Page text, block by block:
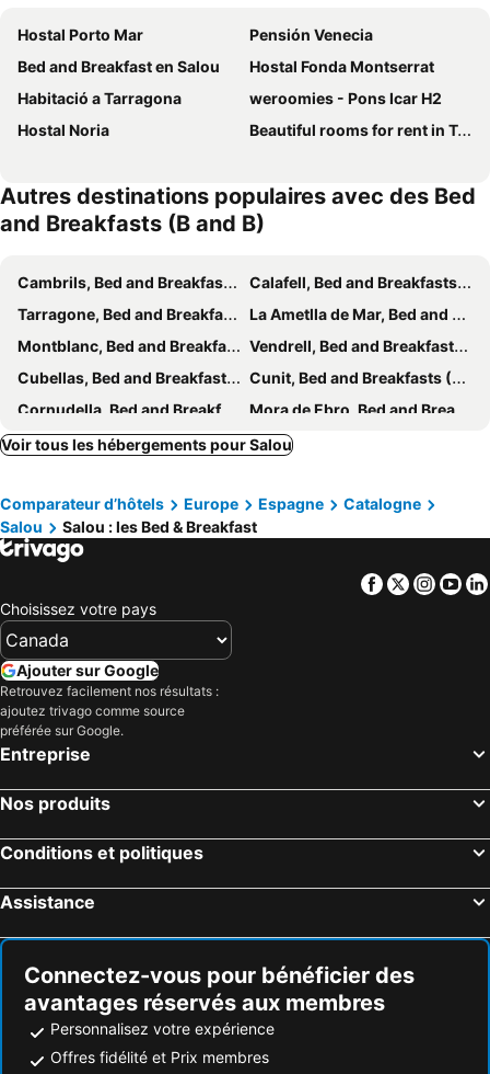
Hostal Porto Mar
Pensión Venecia
Bed and Breakfast en Salou
Hostal Fonda Montserrat
Habitació a Tarragona
weroomies - Pons Icar H2
Hostal Noria
Beautiful rooms for rent in Tarragona center
Autres destinations populaires avec des Bed
and Breakfasts (B and B)
Cambrils, Bed and Breakfasts (B and B)
Calafell, Bed and Breakfasts (B and B)
Tarragone, Bed and Breakfasts (B and B)
La Ametlla de Mar, Bed and Breakfasts (B and B)
Montblanc, Bed and Breakfasts (B and B)
Vendrell, Bed and Breakfasts (B and B)
Cubellas, Bed and Breakfasts (B and B)
Cunit, Bed and Breakfasts (B and B)
Cornudella, Bed and Breakfasts (B and B)
Mora de Ebro, Bed and Breakfasts (B and B)
Castellví de la Marca, Bed and Breakfasts (B and B)
Juncosa, Bed and Breakfasts (B and B)
Pontons, Bed and Breakfasts (B and B)
Voir tous les hébergements pour Salou
Comparateur d’hôtels Europe Espagne
Catalogne
Salou
Salou : les Bed & Breakfast
Facebook
Twitter
Choisissez votre pays
Ajouter sur Google
Retrouvez facilement nos résultats :
ajoutez trivago comme source
préférée sur Google.
Entreprise
Nos produits
Conditions et politiques
Assistance
Connectez-vous pour bénéficier des
avantages réservés aux membres
Personnalisez votre expérience
Offres fidélité et Prix membres